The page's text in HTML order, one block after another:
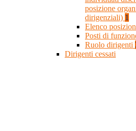
posizione
dirigenziali) 1
Elenco
Posti di
Ruolo dirigenti
Dirigenti cessati